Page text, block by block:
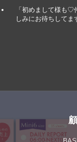
「初めまして様も
しみにお待ちしてま